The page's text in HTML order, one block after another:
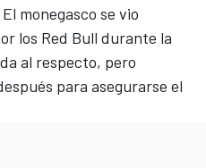
monegasco se vio
los Red Bull durante la
al respecto, pero
para asegurarse el